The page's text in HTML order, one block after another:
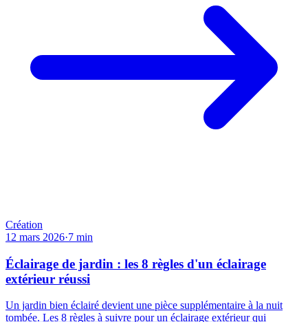
Création
12 mars 2026·7 min
Éclairage de jardin : les 8 règles d'un éclairage
extérieur réussi
Un jardin bien éclairé devient une pièce supplémentaire à la nuit
tombée. Les 8 règles à suivre pour un éclairage extérieur qui